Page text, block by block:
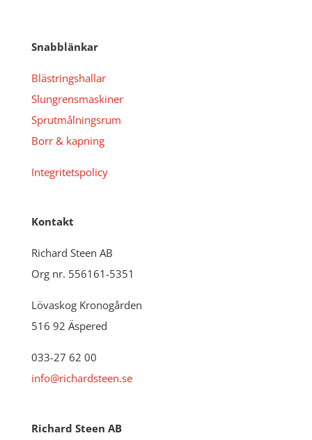
Snabblänkar
Blästringshallar
Slungrensmaskiner
Sprutmålningsrum
Borr & kapning
Integritetspolicy
Kontakt
Richard Steen AB
Org nr. 556161-5351
Lövaskog Kronogården
516 92 Äspered
033-27 62 00
info@richardsteen.se
Richard Steen AB